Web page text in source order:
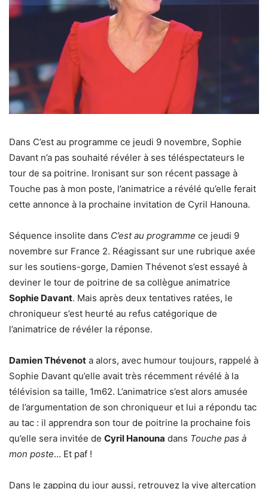
Dans C’est au programme ce jeudi 9 novembre, Sophie
Davant n’a pas souhaité révéler à ses téléspectateurs le
tour de sa poitrine. Ironisant sur son récent passage à
Touche pas à mon poste, l’animatrice a révélé qu’elle ferait
cette annonce à la prochaine invitation de Cyril Hanouna.
Séquence insolite dans C’est au programme ce jeudi 9
novembre sur France 2. Réagissant sur une rubrique axée
sur les soutiens-gorge, Damien Thévenot s’est essayé à
deviner le tour de poitrine de sa collègue animatrice
Sophie Davant. Mais après deux tentatives ratées, le
chroniqueur s’est heurté au refus catégorique de
l’animatrice de révéler la réponse.
Damien Thévenot a alors, avec humour toujours, rappelé à
Sophie Davant qu’elle avait très récemment révélé à la
télévision sa taille, 1m62. L’animatrice s’est alors amusée
de l’argumentation de son chroniqueur et lui a répondu tac
au tac : il apprendra son tour de poitrine la prochaine fois
qu’elle sera invitée de Cyril Hanouna dans Touche pas à
mon poste… Et paf !
Dans le zapping du jour aussi, retrouvez la vive altercation